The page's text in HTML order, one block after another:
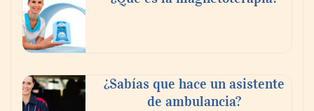
¿Sabías que hace un asistente
de ambulancia?